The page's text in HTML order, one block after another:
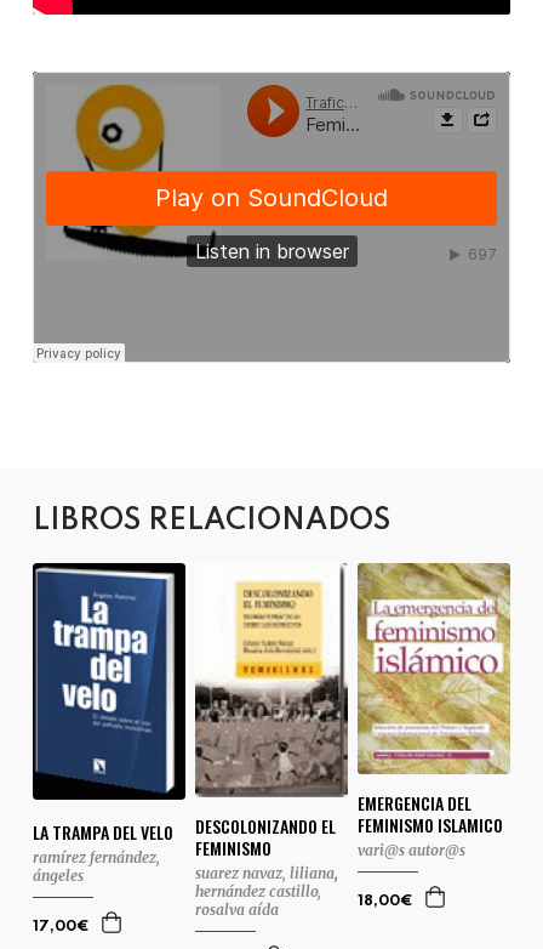
LIBROS RELACIONADOS
LA TRAMPA DEL VELO
ramírez fernández,
ángeles
17,00€
DESCOLONIZANDO EL
FEMINISMO
suarez navaz, liliana,
hernández castillo,
rosalva aída
EMERGENCIA DEL
FEMINISMO ISLAMICO
vari@s autor@s
18,00€